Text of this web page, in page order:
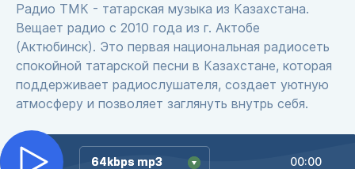
Радио ТМК - татарская музыка из Казахстана.
Вещает радио с 2010 года из г. Актобе
(Актюбинск). Это первая национальная радиосеть
спокойной татарской песни в Казахстане, которая
поддерживает радиослушателя, создает уютную
атмосферу и позволяет заглянуть внутрь себя.
64kbps mp3
64kbps mp3 00:00